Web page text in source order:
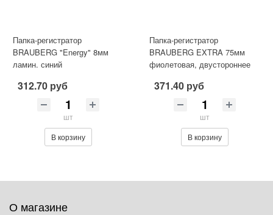
Папка-регистратор
BRAUBERG "Energy" 8мм
ламин. синий
312.70 руб
шт
В корзину
Папка-регистратор
BRAUBERG EXTRA 75мм
фиолетовая, двустороннее
уголок, 228577
371.40 руб
шт
В корзину
О магазине